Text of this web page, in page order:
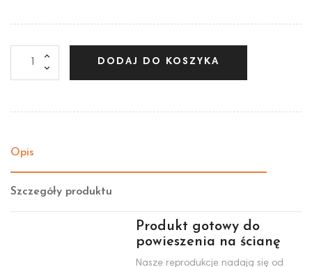
DODAJ DO KOSZYKA
Opis
Szczegóły produktu
Produkt gotowy do
powieszenia na ścianę
Nasze reprodukcje nadają się od